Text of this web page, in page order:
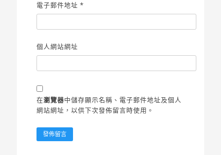
電子郵件地址*
個人網站網址
在瀏覽器中儲存顯示名稱、電子郵件地址及個人
網站網址，以供下次發佈留言時使用。